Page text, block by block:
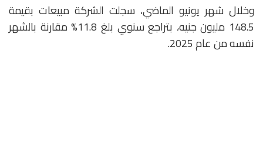
وخلال شهر يونيو الماضي، سجلت الشركة مبيعات بقيمة
148.5 مليون جنيه، بتراجع سنوي بلغ 11.8% مقارنة بالشهر
نفسه من عام 2025.